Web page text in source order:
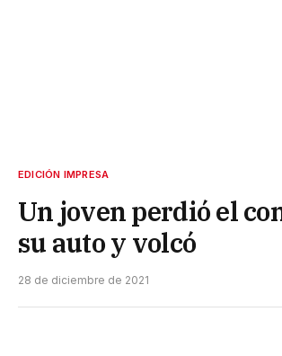
EDICIÓN IMPRESA
Un joven perdió el
su auto y volcó
28 de diciembre de 2021